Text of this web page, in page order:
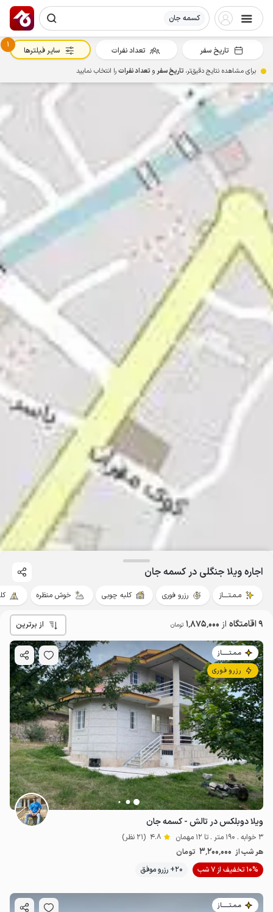
کسمه جان
اجاره ویلا جنگلی در کسمه جان
مـمـتــــاز رزرو فوری کلبه چوبی خوش منظره
9 اقامتگاه از 1٬875٬000 تومان از برترین
مـمـتــــــاز
رزرو فوری
ویلا دوبلکس در تالش - کسمه جان
3 خوابه . 190 متر . تا 12 مهمان 4.8 (21 نظر)
هر شب از 3٬200٬000 تومان
10% تخفیف از 7 شب
20+ رزرو موفق
مـمـتــــــاز
تاریخ سفر تعداد نفرات
1
سایر فیلترها
برای مشاهده نتایج دقیق‌تر، تاریخ سفرو تعداد نفراترا انتخاب نمایید